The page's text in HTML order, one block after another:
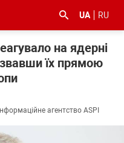
UA RU
на ядерні
їх прямою
агентство ASPI